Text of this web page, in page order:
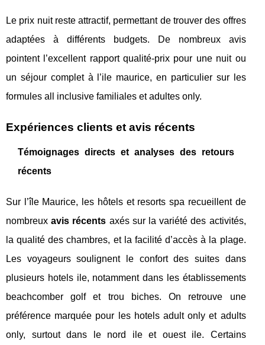
Le prix nuit reste attractif, permettant de trouver des offres
adaptées à différents budgets. De nombreux avis
pointent l’excellent rapport qualité-prix pour une nuit ou
un séjour complet à l’ile maurice, en particulier sur les
formules all inclusive familiales et adultes only.
Expériences clients et avis récents
Témoignages directs et analyses des retours
récents
Sur l’île Maurice, les hôtels et resorts spa recueillent de
nombreuxavis récents axés sur la variété des activités,
la qualité des chambres, et la facilité d’accès à la plage.
Les voyageurs soulignent le confort des suites dans
plusieurs hotels ile, notamment dans les établissements
beachcomber golf et trou biches. On retrouve une
préférence marquée pour les hotels adult only et adults
only, surtout dans le nord ile et ouest ile. Certains